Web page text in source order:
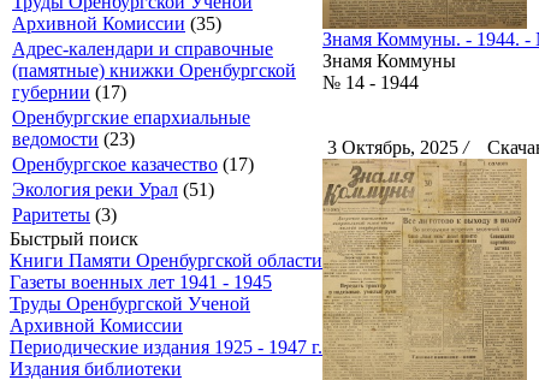
Архивной Комиссии (35)
Адрес-календари и справочные
(памятные) книжки Оренбургской
губернии (17)
Оренбургские епархиальные
ведомости (23)
Оренбургское казачество (17)
Экология реки Урал (51)
Раритеты (3)
Быстрый поиск
Книги Памяти Оренбургской области
Газеты военных лет 1941 - 1945
Труды Оренбургской Ученой
Архивной Комиссии
Периодические издания 1925 - 1947 г.
Издания библиотеки
Знамя Коммуны. - 1944. -
Знамя Коммуны
№ 14 - 1944
3 Октябрь, 2025 /